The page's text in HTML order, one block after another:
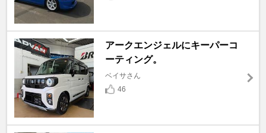
アークエンジェルにキーパーコ
ーティング。
ベイサさん
46